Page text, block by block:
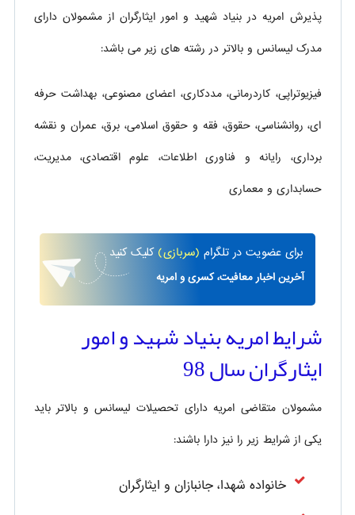
پذیرش امریه در بنیاد شهید و امور ایثارگران از مشمولان دارای
مدرک لیسانس و بالاتر در رشته های زیر می باشد:
فیزیوتراپی، کاردرمانی، مددکاری، اعضای مصنوعی، بهداشت حرفه
ای، روانشناسی، حقوق، فقه و حقوق اسلامی، برق، عمران و نقشه
برداری، رایانه و فناوری اطلاعات، علوم اقتصادی، مدیریت،
حسابداری و معماری
برای عضویت در تلگرام (سربازی) کلیک کنید
آخرین اخبار معافیت، کسری و امریه
شرایط امریه بنیاد شهید و امور
ایثارگران سال 98
مشمولان متقاضی امریه دارای تحصیلات لیسانس و بالاتر باید
یکی از شرایط زیر را نیز دارا باشند:
خانواده شهدا، جانبازان و ایثارگران